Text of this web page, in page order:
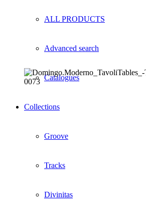
ALL PRODUCTS
Advanced search
Catalogues
Collections
Groove
Tracks
Divinitas